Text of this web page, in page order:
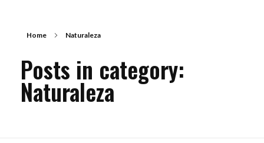
Home Naturaleza
Posts in category:
Naturaleza